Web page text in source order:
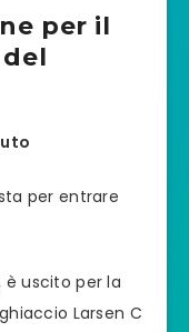
per il
per entrare
è uscito per la
Larsen C